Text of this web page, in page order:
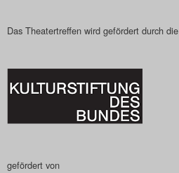
Das Theatertreffen wird gefördert durch die
gefördert von